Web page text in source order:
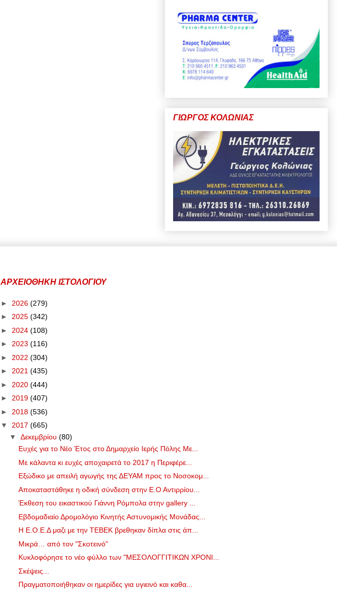
ΓΙΩΡΓΟΣ ΚΟΛΩΝΙΑΣ
ΑΡΧΕΙΟΘΗΚΗ ΙΣΤΟΛΟΓΙΟΥ
► 2026 (279)
► 2025 (342)
► 2024 (108)
► 2023 (116)
► 2022 (304)
► 2021 (435)
► 2020 (444)
► 2019 (407)
► 2018 (536)
▼ 2017 (665)
▼ Δεκεμβρίου (80)
Ευχές για το Νέο Έτος στο Δημαρχείο Ιερής Πόλης Με...
Με κάλαντα κι ευχές αποχαιρετά το 2017 η Περιφέρε...
Εξώδικο με απειλή αγωγής της ΔΕΥΑΜ προς το Νοσοκομ...
Αποκαταστάθηκε η οδική σύνδεση στην Ε.Ο Αντιρρίου...
Έκθεση του εικαστικού Γιάννη Ρόμπολα στην gallery ...
Εβδομαδιαίο Δρομολόγιο Κινητής Αστυνομικής Μονάδας...
Η Ε.Ο.Ε.Δ μαζι με την ΤΕΒΕΚ βρεθηκαν δίπλα στις άπ...
Μικρά… από τον "Σκοτεινό"
Κυκλοφόρησε το νέο φύλλο των "ΜΕΣΟΛΟΓΓΙΤΙΚΩΝ ΧΡΟΝΙ...
Σκέψεις...
Πραγματοποιήθηκαν οι ημερίδες για υγιεινό και καθα...